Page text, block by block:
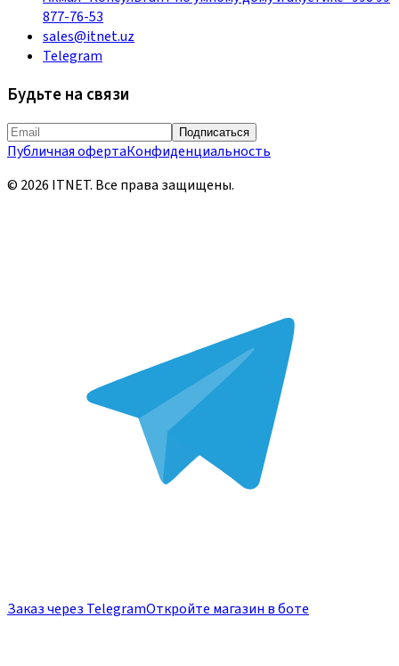
877-76-53
sales@itnet.uz
Telegram
Будьте на связи
Подписаться
Публичная офертаКонфиденциальность
© 2026 ITNET. Все права защищены.
Заказ через TelegramОткройте магазин в боте